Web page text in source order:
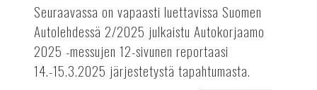
reportaasi
tapahtumasta
Seuraavassa on vapaasti luettavissa Suomen
Autolehdessä 2/2025 julkaistu Autokorjaamo
2025 -messujen 12-sivunen reportaasi
14.-15.3.2025 järjestetystä tapahtumasta.